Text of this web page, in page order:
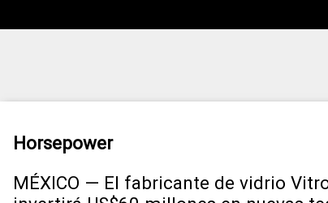
Horsepower
MÉXICO — El fabricante de vidrio